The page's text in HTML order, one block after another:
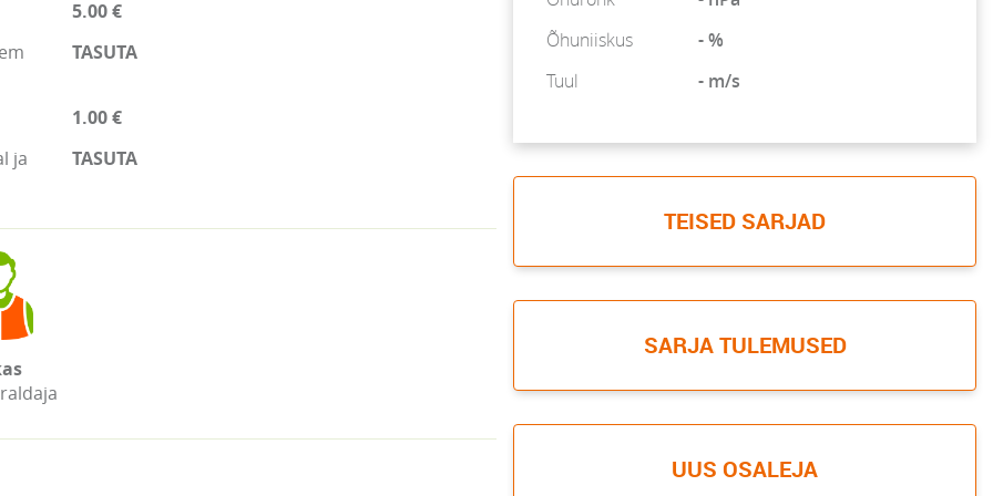
5.00 €
TASUTA
1.00 €
ja
TASUTA
Õhuniiskus
- %
Tuul
- m/s
TEISED SARJAD
SARJA TULEMUSED
UUS OSALEJA